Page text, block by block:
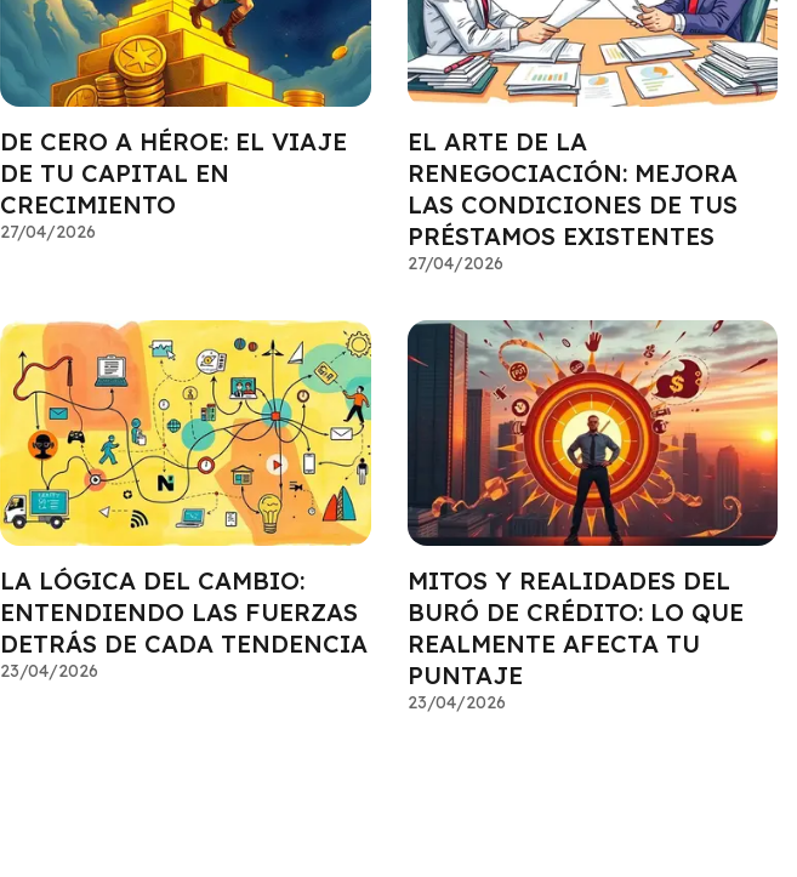
DE CERO A HÉROE: EL VIAJE
DE TU CAPITAL EN
CRECIMIENTO
27/04/2026
EL ARTE DE LA
RENEGOCIACIÓN: MEJORA
LAS CONDICIONES DE TUS
PRÉSTAMOS EXISTENTES
27/04/2026
LA LÓGICA DEL CAMBIO:
ENTENDIENDO LAS FUERZAS
DETRÁS DE CADA TENDENCIA
23/04/2026
MITOS Y REALIDADES DEL
BURÓ DE CRÉDITO: LO QUE
REALMENTE AFECTA TU
PUNTAJE
23/04/2026